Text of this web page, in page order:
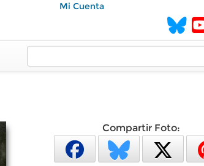
Mi Cuenta
Compartir Foto: